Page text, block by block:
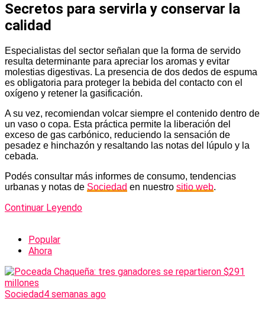
Secretos para servirla y conservar la
calidad
Especialistas del sector señalan que la forma de servido
resulta determinante para apreciar los aromas y evitar
molestias digestivas. La presencia de dos dedos de espuma
es obligatoria para proteger la bebida del contacto con el
oxígeno y retener la gasificación.
A su vez, recomiendan volcar siempre el contenido dentro de
un vaso o copa. Esta práctica permite la liberación del
exceso de gas carbónico, reduciendo la sensación de
pesadez e hinchazón y resaltando las notas del lúpulo y la
cebada.
Podés consultar más informes de consumo, tendencias
urbanas y notas de Sociedad en nuestro sitio web.
Continuar Leyendo
Popular
Ahora
Sociedad4 semanas ago